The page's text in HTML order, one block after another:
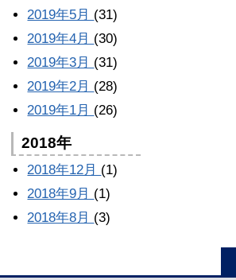
2019年5月 (31)
2019年4月 (30)
2019年3月 (31)
2019年2月 (28)
2019年1月 (26)
2018年
2018年12月 (1)
2018年9月 (1)
2018年8月 (3)